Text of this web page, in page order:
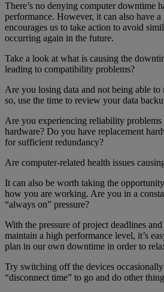
There’s no denying computer downtime
performance. However, it can also have
encourages us to take action to avoid
occurring again in the future.
Take a look at what is causing the
leading to compatibility problems?
Are you losing data and not being able
so, use the time to review your data
Are you experiencing reliability
hardware? Do you have replacement
for sufficient redundancy?
Are computer-related health issues
It can also be worth taking the
how you are working. Are you in a
“always on” pressure?
With the pressure of project deadlines
maintain a high performance level, it’s
plan in our own downtime in order to
Try switching off the devices
“disconnect time” to go and do other